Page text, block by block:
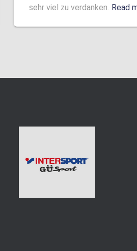
sehr viel zu verdanken. Read